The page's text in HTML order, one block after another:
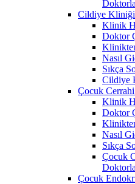
Cildiye
Klinik
Doktor
Nasıl
Sıkça
Cildiye
Çocuk
Klinik
Doktor
Nasıl
Sıkça
Çocuk
Çocuk